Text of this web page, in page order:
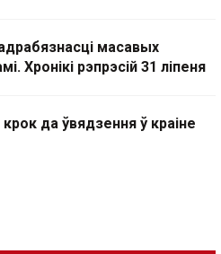
масавых
Хронікі рэпрэсій 31 ліпеня
да ўвядзення ў краіне